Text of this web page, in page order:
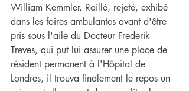
William Kemmler. Raillé, rejeté, exhibé
dans les foires ambulantes avant d'être
pris sous l'aile du Docteur Frederik
Treves, qui put lui assurer une place de
résident permanent à l'Hôpital de
Londres, il trouva finalement le repos un